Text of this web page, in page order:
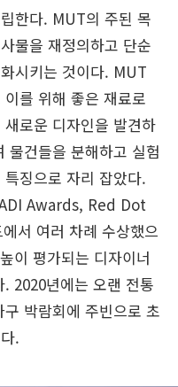
한다. MUT의 주된 목
물을 재정의하고 단순
시키는 것이다. MUT
를 위해 좋은 재료로
로운 디자인을 발견하
물건들을 분해하고 실험
징으로 자리 잡았다.
Awards, Red Dot
서 여러 차례 수상했으
이 평가되는 디자이너
2020년에는 오랜 전통
박람회에 주빈으로 초
.